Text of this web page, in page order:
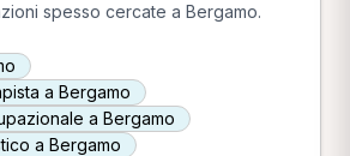
spesso cercate a Bergamo.
a Bergamo
a Bergamo
a Bergamo